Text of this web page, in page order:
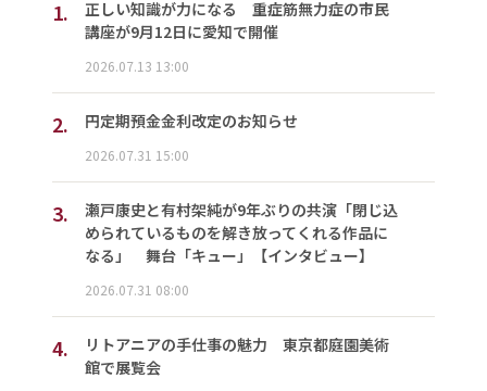
1.
正しい知識が力になる 重症筋無力症の市民
講座が9月12日に愛知で開催
2026.07.13 13:00
2. 円定期預金金利改定のお知らせ
2026.07.31 15:00
3.
瀬戸康史と有村架純が9年ぶりの共演「閉じ込
められているものを解き放ってくれる作品に
なる」 舞台「キュー」【インタビュー】
2026.07.31 08:00
4.
リトアニアの手仕事の魅力 東京都庭園美術
館で展覧会